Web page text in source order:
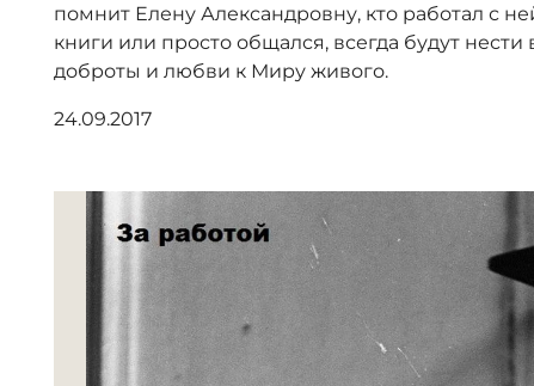
помнит Елену Александровну, кто работал с
книги или просто общался, всегда будут нести
доброты и любви к Миру живого.
24.09.2017